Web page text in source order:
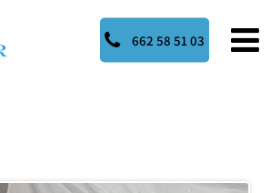
662 58 51 03